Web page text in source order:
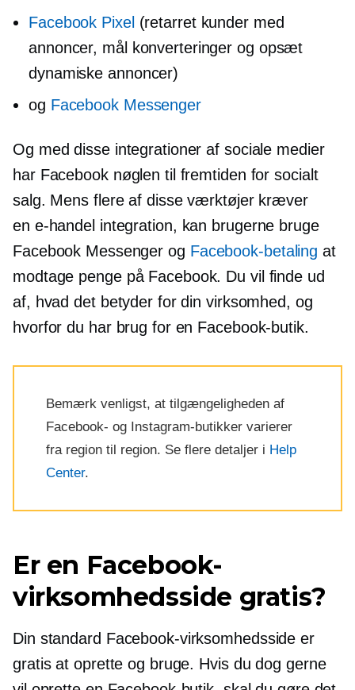
Facebook Pixel (retarret kunder med
annoncer, mål konverteringer og opsæt
dynamiske annoncer)
og Facebook Messenger
Og med disse integrationer af sociale medier
har Facebook nøglen til fremtiden for socialt
salg. Mens flere af disse værktøjer kræver
en e-handel integration, kan brugerne bruge
Facebook Messenger og Facebook-betaling at
modtage penge på Facebook. Du vil finde ud
af, hvad det betyder for din virksomhed, og
hvorfor du har brug for en Facebook-butik.
Bemærk venligst, at tilgængeligheden af ​​
Facebook- og Instagram-butikker varierer
fra region til region. Se flere detaljer i Help
Center.
Er en Facebook-
virksomhedsside gratis?
Din standard Facebook-virksomhedsside er
gratis at oprette og bruge. Hvis du dog gerne